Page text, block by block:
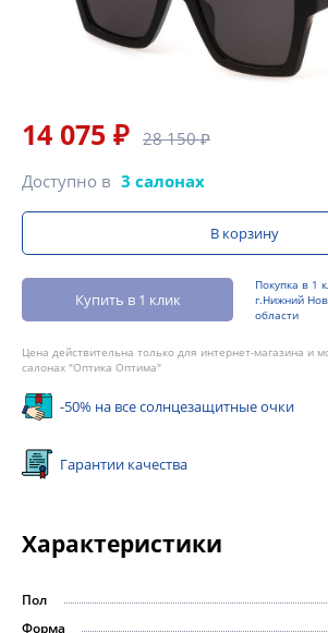
14 075 ₽ 28 150 ₽
Доступно в 3 салонах
В корзину
Купить в 1 клик
Покупка в 1
г.Нижний
области
Цена действительна только для интернет-магазина и
салонах "Оптика Оптима"
-50% на все солнцезащитные очки
Гарантии качества
Характеристики
Пол
Форма